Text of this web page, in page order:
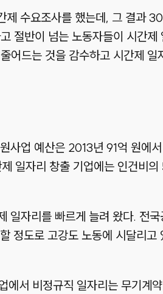
제 수요조사를 했는데, 그 결과
절반이 넘는 노동자들이 시간제
어드는 것을 감수하고 시간제 일
사업 예산은 2013년 91억 원에
일자리 창출 기업에는 인건비
일자리를 빠르게 늘려 왔다. 전
정도로 고강도 노동에 시달리고
에서 비정규직 일자리는 무기계